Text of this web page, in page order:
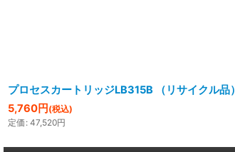
プロセスカートリッジLB315B （リサイクル品）
5,760円 (税込)
定価 : 47,520円